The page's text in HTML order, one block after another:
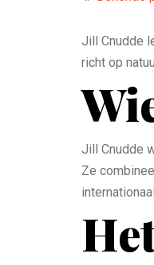
Jill Cnudde
richt op
Jill Cnudde
Ze